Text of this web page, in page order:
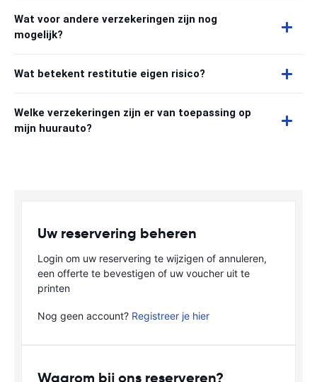
Wat voor andere verzekeringen zijn nog
mogelijk?
Wat betekent restitutie eigen risico?
Welke verzekeringen zijn er van toepassing op
mijn huurauto?
Uw reservering beheren
Login om uw reservering te wijzigen of annuleren,
een offerte te bevestigen of uw voucher uit te
printen
Nog geen account? Registreer je hier
Waarom bij ons reserveren?